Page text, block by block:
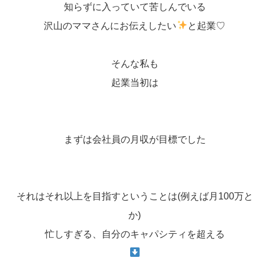
知らずに入っていて苦しんでいる
沢山のママさんにお伝えしたい
と起業♡
そんな私も
起業当初は
まずは会社員の月収が目標でした
それはそれ以上を目指すということは(例えば月100万と
か)
忙しすぎる、自分のキャパシティを超える